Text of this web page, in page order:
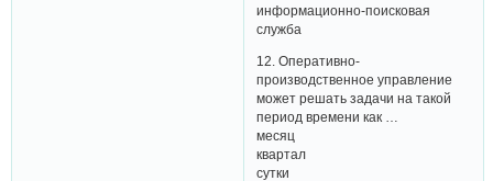
информационно-поисковая
служба
12. Оперативно-
производственное управление
может решать задачи на такой
период времени как …
месяц
квартал
сутки